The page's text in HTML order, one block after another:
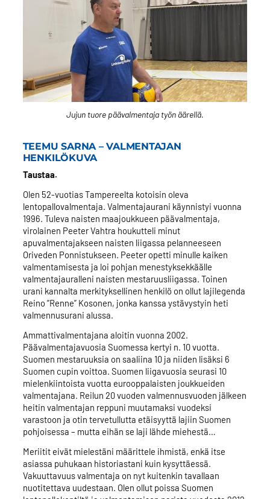
Jujun tuore päävalmentaja työn äärellä.
TEEMU SARNA – VALMENTAJAN
HENKILÖKUVA
Taustaa.
Olen 52-vuotias Tampereelta kotoisin oleva
lentopallovalmentaja. Valmentajaurani käynnistyi vuonna
1996. Tuleva naisten maajoukkueen päävalmentaja,
virolainen Peeter Vahtra houkutteli minut
apuvalmentajakseen naisten liigassa pelanneeseen
Oriveden Ponnistukseen. Peeter opetti minulle kaiken
valmentamisesta ja loi pohjan menestyksekkäälle
valmentajauralleni naisten mestaruusliigassa. Toinen
urani kannalta merkityksellinen henkilö on ollut lajilegenda
Reino ”Renne” Kosonen, jonka kanssa ystävystyin heti
valmennusurani alussa.
Ammattivalmentajana aloitin vuonna 2002.
Päävalmentajavuosia Suomessa kertyi n. 10 vuotta.
Suomen mestaruuksia on saaliina 10 ja niiden lisäksi 6
Suomen cupin voittoa. Suomen liigavuosia seurasi 10
mielenkiintoista vuotta eurooppalaisten joukkueiden
valmentajana. Reilun 20 vuoden valmennusvuoden jälkeen
heitin valmentajan reppuni muutamaksi vuodeksi
varastoon ja otin tervetullutta etäisyyttä lajiin Suomen
pohjoisessa – mutta eihän se laji lähde miehestä…
Meriitit eivät mielestäni määrittele ihmistä, enkä itse
asiassa puhukaan historiastani kuin kysyttäessä.
Vakuuttavuus valmentaja on nyt kuitenkin tavallaan
nuotitettava uudestaan. Olen ollut poissa Suomen